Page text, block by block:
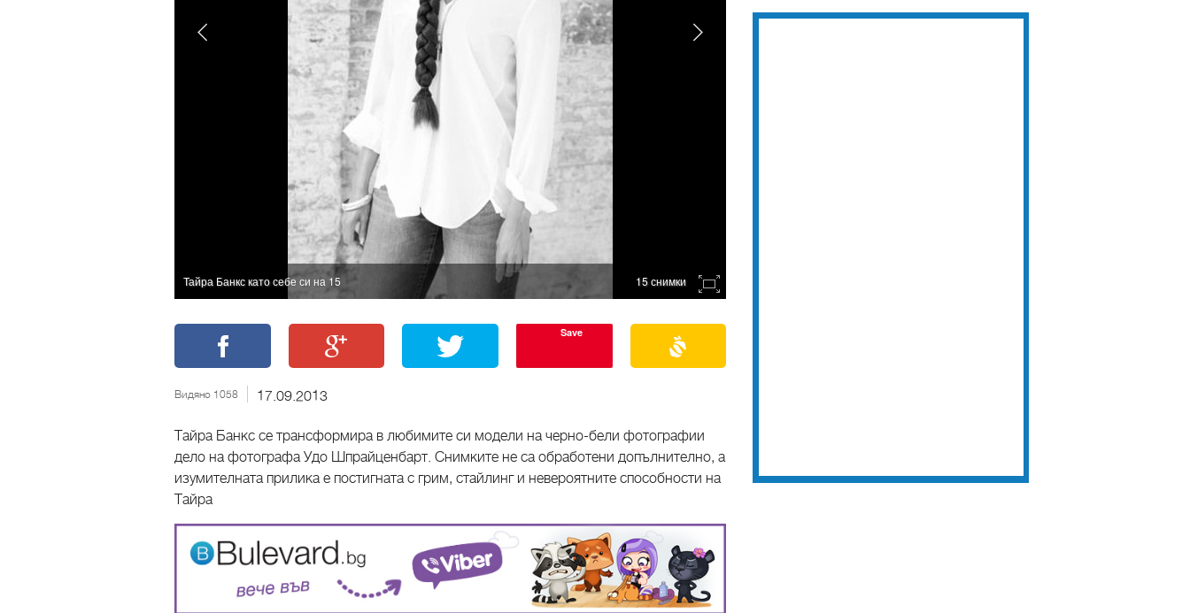
Тайра Банкс като себе си на 15 15 снимки
Save
Видяно 1058 17.09.2013
Тайра Банкс се трансформира в любимите си модели на черно-бели фотографии
дело на фотографа Удо Шпрайценбарт. Снимките не са обработени допълнително, а
изумителната прилика е постигната с грим, стайлинг и невероятните способности на
Тайра